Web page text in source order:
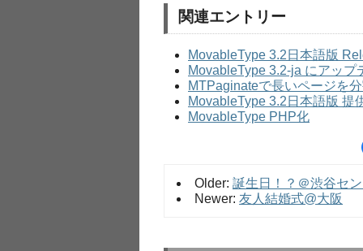
関連エントリー
MovableType 3.2日本語版
MovableType 3.2-ja にアップ
MTPaginateで長いページを分
MovableType 3.2日本語版 提
MovableType PHP化
Older: 誕生日！？＠渋谷セ
Newer: 友人結婚式@大阪